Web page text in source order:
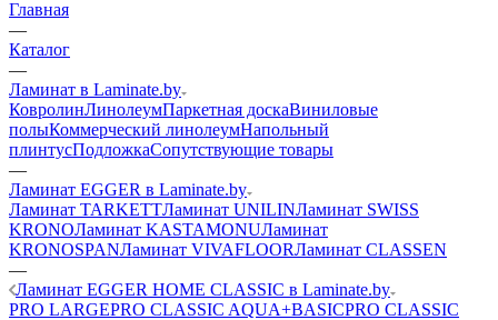
Главная
—
Каталог
—
Ламинат в Laminate.by
КовролинЛинолеумПаркетная доскаВиниловые
полыКоммерческий линолеумНапольный
плинтусПодложкаСопутствующие товары
—
Ламинат EGGER в Laminate.by
Ламинат TARKETTЛаминат UNILINЛаминат SWISS
KRONOЛаминат KASTAMONUЛаминат
KRONOSPANЛаминат VIVAFLOORЛаминат CLASSEN
—
Ламинат EGGER HOME CLASSIC в Laminate.by
PRO LARGEPRO CLASSIC AQUA+BASICPRO CLASSIC